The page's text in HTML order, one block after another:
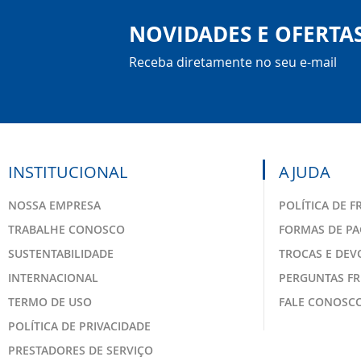
NOVIDADES E
Receba diretamente no seu e-mail
INSTITUCIONAL
NOSSA EMPRESA
TRABALHE CONOSCO
SUSTENTABILIDADE
INTERNACIONAL
TERMO DE USO
POLÍTICA DE PRIVACIDADE
PRESTADORES DE SERVIÇO
AJUDA
POLÍTICA DE
FORMAS DE
TROCAS E
PERGUNTAS
FALE